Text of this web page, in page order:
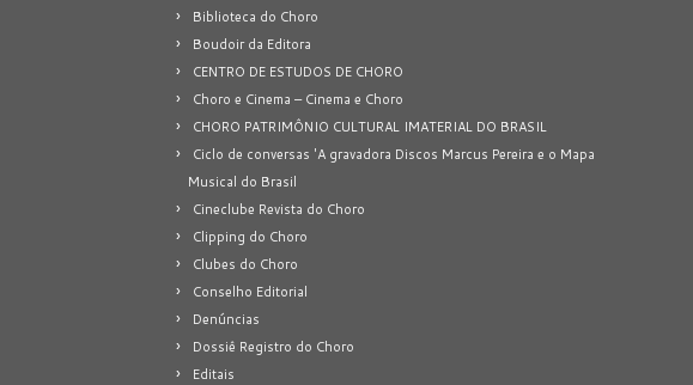
Biblioteca do Choro
Boudoir da Editora
CENTRO DE ESTUDOS DE CHORO
Choro e Cinema – Cinema e Choro
CHORO PATRIMÔNIO CULTURAL IMATERIAL DO BRASIL
Ciclo de conversas 'A gravadora Discos Marcus Pereira e o Mapa
Musical do Brasil
Cineclube Revista do Choro
Clipping do Choro
Clubes do Choro
Conselho Editorial
Denúncias
Dossiê Registro do Choro
Editais